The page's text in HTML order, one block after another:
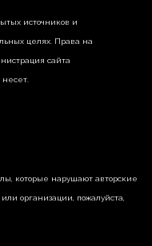
источников и
целях. Права на
сайта
которые нарушают авторские
организации, пожалуйста,